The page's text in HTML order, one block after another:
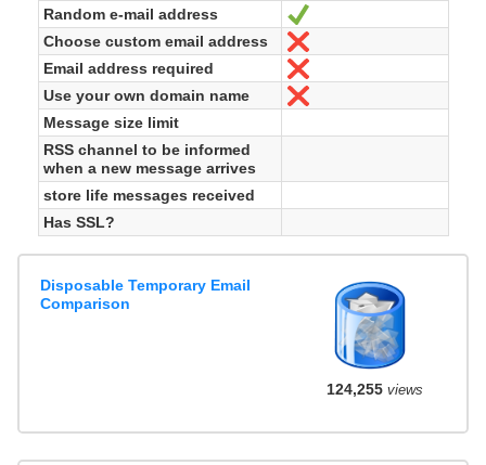
Random e-mail address
Sí
Choose custom email address
No
Email address required
No
Use your own domain name
No
Message size limit
RSS channel to be informed
when a new message arrives
store life messages received
Has SSL?
Disposable Temporary Email
Comparison
124,255views